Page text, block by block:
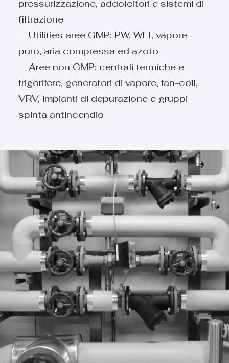
pressurizzazione, addolcitori e sistemi di
filtrazione
— Utilities aree GMP: PW, WFI, vapore
puro, aria compressa ed azoto
— Aree non GMP: centrali termiche e
frigorifere, generatori di vapore, fan-coil,
VRV, impianti di depurazione e gruppi
spinta antincendio